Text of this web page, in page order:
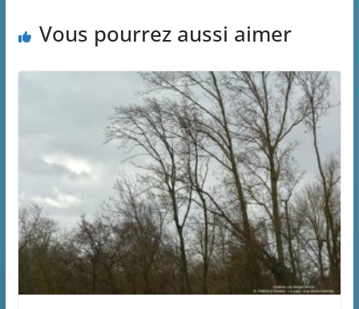
Vous pourrez aussi aimer